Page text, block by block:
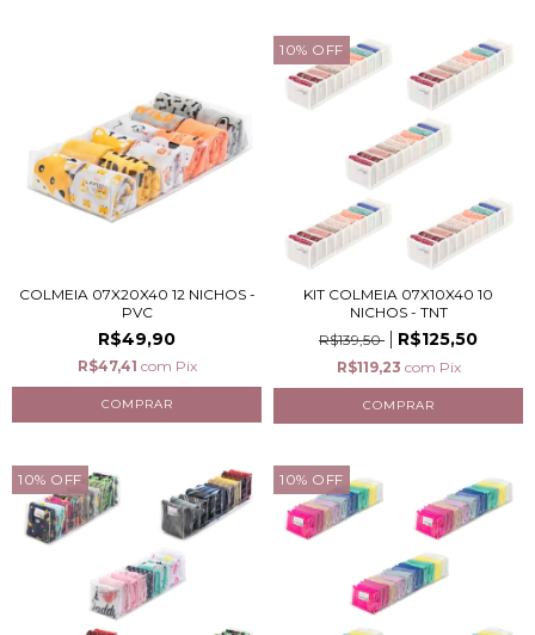
COLMEIA 07X20X40 12 NICHOS -
PVC
R$49,90
R$47,41 com Pix
10% OFF
KIT COLMEIA 07X10X40 10
NICHOS - TNT
R$139,50
R$125,50
R$119,23 com Pix
10% OFF 10% OFF